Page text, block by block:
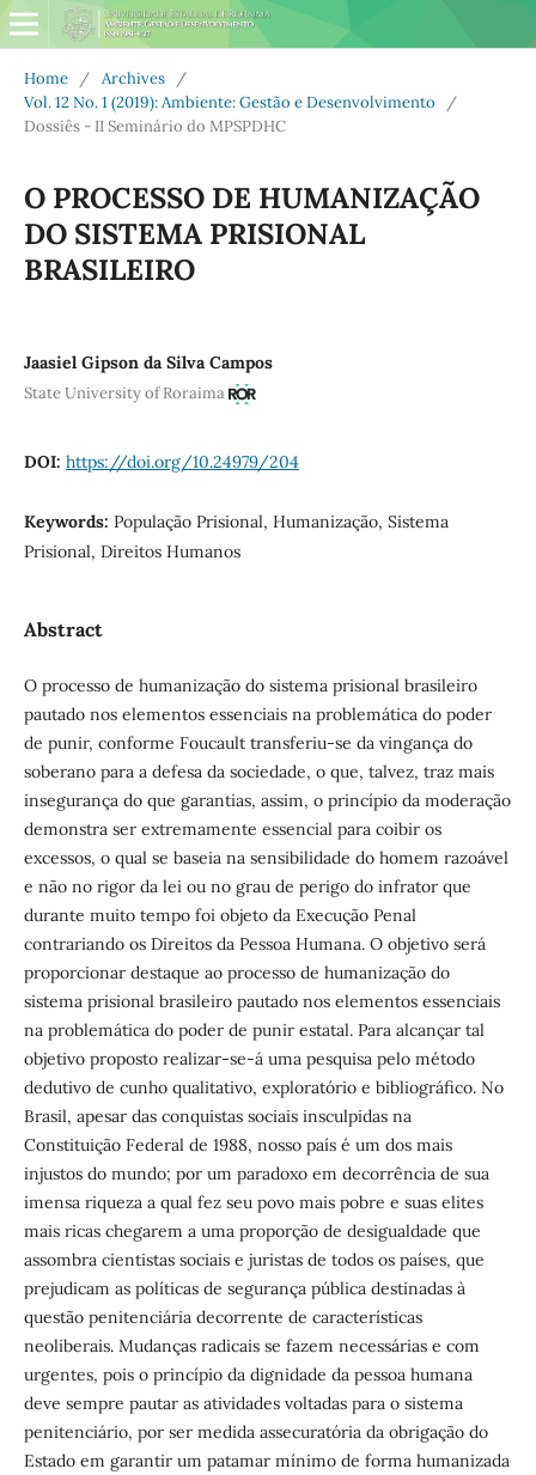
Home / Archives
/
Vol. 12 No. 1 (2019): Ambiente: Gestão e Desenvolvimento
/
Dossiês - II Seminário do MPSPDHC
O PROCESSO DE HUMANIZAÇÃO
DO SISTEMA PRISIONAL
BRASILEIRO
Jaasiel Gipson da Silva Campos
State University of Roraima
DOI: https://doi.org/10.24979/204
Keywords: População Prisional, Humanização, Sistema
Prisional, Direitos Humanos
Abstract
O processo de humanização do sistema prisional brasileiro
pautado nos elementos essenciais na problemática do poder
de punir, conforme Foucault transferiu-se da vingança do
soberano para a defesa da sociedade, o que, talvez, traz mais
insegurança do que garantias, assim, o princípio da moderação
demonstra ser extremamente essencial para coibir os
excessos, o qual se baseia na sensibilidade do homem razoável
e não no rigor da lei ou no grau de perigo do infrator que
durante muito tempo foi objeto da Execução Penal
contrariando os Direitos da Pessoa Humana. O objetivo será
proporcionar destaque ao processo de humanização do
sistema prisional brasileiro pautado nos elementos essenciais
na problemática do poder de punir estatal. Para alcançar tal
objetivo proposto realizar-se-á uma pesquisa pelo método
dedutivo de cunho qualitativo, exploratório e bibliográfico. No
Brasil, apesar das conquistas sociais insculpidas na
Constituição Federal de 1988, nosso país é um dos mais
injustos do mundo; por um paradoxo em decorrência de sua
imensa riqueza a qual fez seu povo mais pobre e suas elites
mais ricas chegarem a uma proporção de desigualdade que
assombra cientistas sociais e juristas de todos os países, que
prejudicam as políticas de segurança pública destinadas à
questão penitenciária decorrente de características
neoliberais. Mudanças radicais se fazem necessárias e com
urgentes, pois o princípio da dignidade da pessoa humana
deve sempre pautar as atividades voltadas para o sistema
penitenciário, por ser medida assecuratória da obrigação do
Estado em garantir um patamar mínimo de forma humanizada